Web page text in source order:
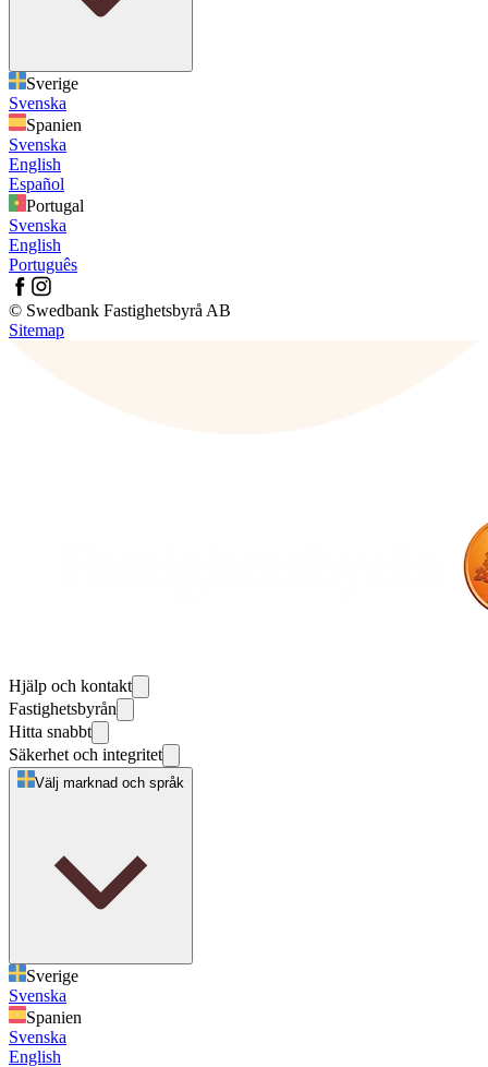
Sverige
Svenska
Spanien
Svenska
English
Español
Portugal
Svenska
English
Português
© Swedbank Fastighetsbyrå AB
Sitemap
Hjälp och kontakt
Fastighetsbyrån
Hitta snabbt
Säkerhet och integritet
Välj marknad och språk
Sverige
Svenska
Spanien
Svenska
English